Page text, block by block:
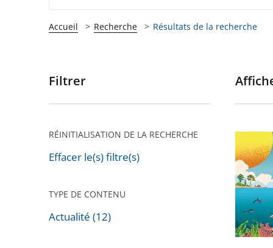
Accueil Recherche Résultats de la recherche
Passer
pour
après
Filtrer
RÉINITIALISATION DE LA RECHERCHE
Effacer le(s) filtre(s)
TYPE DE CONTENU
Actualité (12)
mer
et
les